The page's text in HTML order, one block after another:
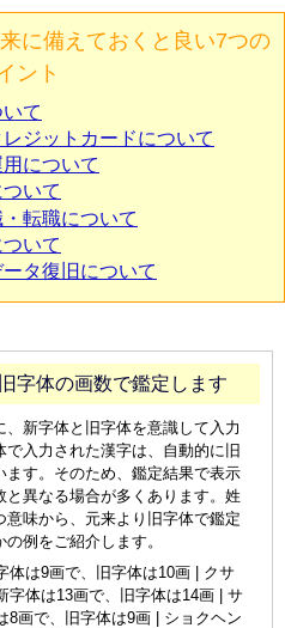
に備えておくと良い7つの
ント
て
ジットカードについて
について
いて
転職について
いて
タ復旧について
字体の画数で鑑定します
新字体と旧字体を意識して入力
入力された漢字は、自動的に旧
す。そのため、鑑定結果で表示
異なる場合が多くあります。姓
味から、元来より旧字体で鑑定
例をご紹介します。
は9画で、旧字体は10画 | クサ
体は13画で、旧字体は14画 | サ
画で、旧字体は9画 | ショクヘン